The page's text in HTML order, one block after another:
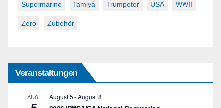
Supermarine Tamiya Trumpeter USA WWII
Zero Zubehör
Veranstaltungen
AUG. August 5 -August 8